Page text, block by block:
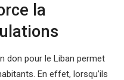
la
don pour le Liban permet
En effet, lorsqu’ils